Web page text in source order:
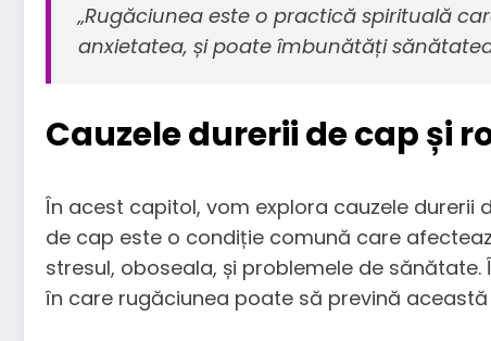
„Rugăciunea este o practică spirituală
anxietatea, și poate îmbunătăți
Cauzele durerii de cap și
În acest capitol, vom explora cauzele
de cap este o condiție comună care
stresul, oboseala, și problemele de
în care rugăciunea poate să prevină